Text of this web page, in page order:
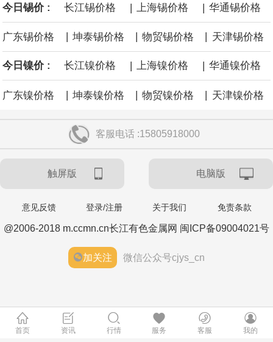
核心技术和知识产权。截至2026年1月31日，公司拥有262项专利权
（含境内发明专利20项）。
今日锡价 : 长江锡价格 | 上海锡价格 | 华通锡价格
广东锡价格 坤泰锡价格 物贸锡价格 天津锡价格
今日镍价 : 长江镍价格 | 上海镍价格 | 华通镍价格
广东镍价格 | 坤泰镍价格 | 物贸镍价格 | 天津镍价格
客服电话 :15805918000
触屏版 电脑版
意见反馈 登录/注册 关于我们 免责条款
@2006-2018 m.ccmn.cn长江有色金属网 闽ICP备09004021号
加关注 微信公众号cjys_cn
首页 资讯 行情 服务 客服 我的